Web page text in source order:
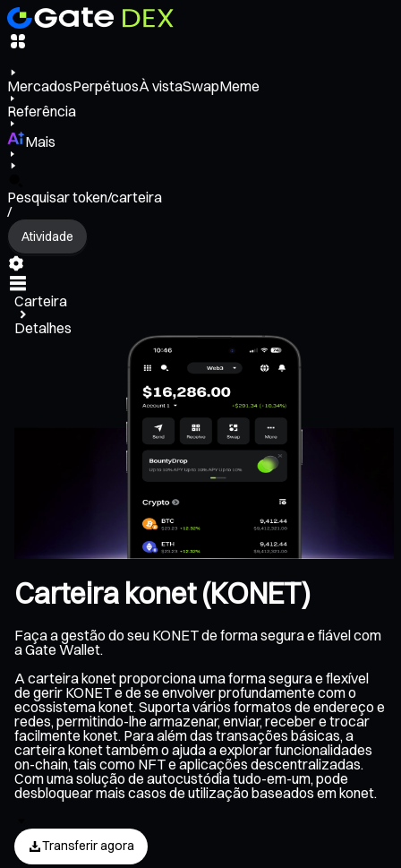
MercadosPerpétuosÀ vistaSwapMeme
Referência
Mais
Pesquisar token/carteira
/
Atividade
Carteira
Detalhes
Carteira konet (KONET)
Faça a gestão do seu KONET de forma segura e fiável com
a Gate Wallet.
A carteira konet proporciona uma forma segura e flexível
de gerir KONET e de se envolver profundamente com o
ecossistema konet. Suporta vários formatos de endereço e
redes, permitindo-lhe armazenar, enviar, receber e trocar
facilmente konet. Para além das transações básicas, a
carteira konet também o ajuda a explorar funcionalidades
on-chain, tais como NFT e aplicações descentralizadas.
Com uma solução de autocustódia tudo-em-um, pode
desbloquear mais casos de utilização baseados em konet.
Transferir agora